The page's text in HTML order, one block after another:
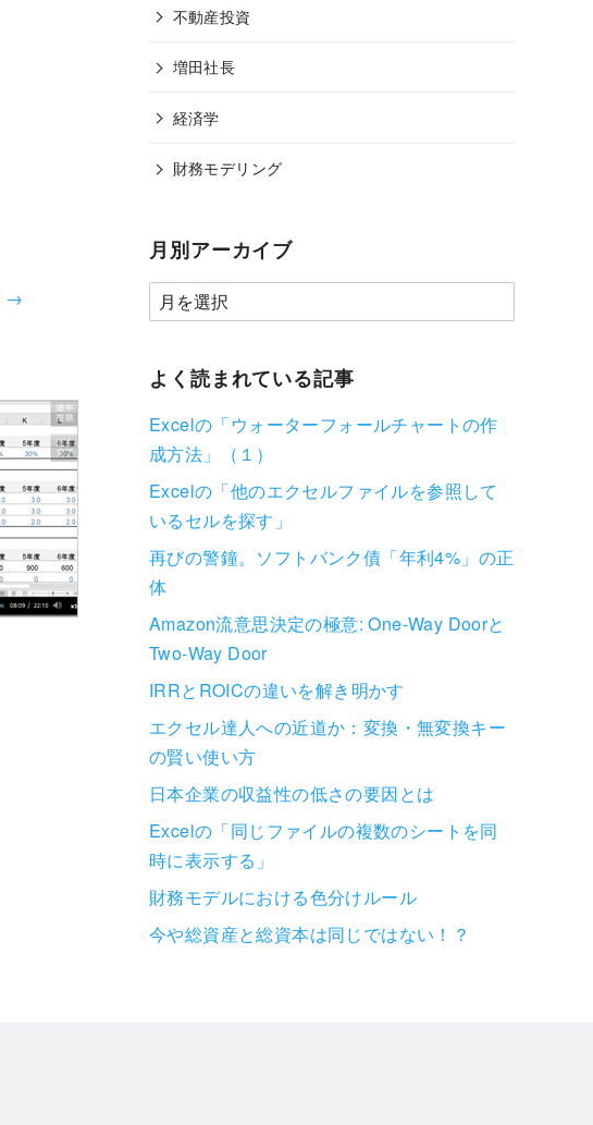
→
不動産投資
増田社長
経済学
財務モデリング
月別アーカイブ
よく読まれている記事
Excelの「ウォーターフォールチャートの作
成方法」（１）
Excelの「他のエクセルファイルを参照して
いるセルを探す」
再びの警鐘。ソフトバンク債「年利4%」の正
体
Amazon流意思決定の極意: One-Way Doorと
Two-Way Door
IRRとROICの違いを解き明かす
エクセル達人への近道か：変換・無変換キー
の賢い使い方
日本企業の収益性の低さの要因とは
Excelの「同じファイルの複数のシートを同
時に表示する」
財務モデルにおける色分けルール
今や総資産と総資本は同じではない！？